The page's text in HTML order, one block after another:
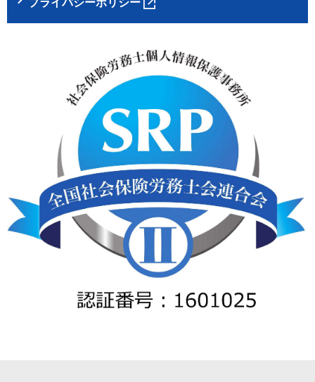
プライバシーポリシー